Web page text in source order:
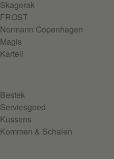
Skagerak
FROST
Normann Copenhagen
Magis
Kartell
Bestek
Serviesgoed
Kussens
Kommen & Schalen